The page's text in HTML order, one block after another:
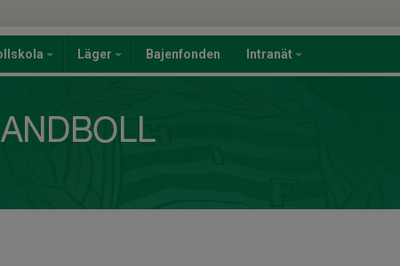
Läger Bajenfonden Intranät